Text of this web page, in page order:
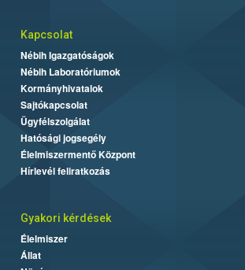
Kapcsolat
Nébih Igazgatóságok
Nébih Laboratóriumok
Kormányhivatalok
Sajtókapcsolat
Ügyfélszolgálat
Hatósági jogsegély
Élelmiszermentő Központ
Hírlevél feliratkozás
Gyakori kérdések
Élelmiszer
Állat